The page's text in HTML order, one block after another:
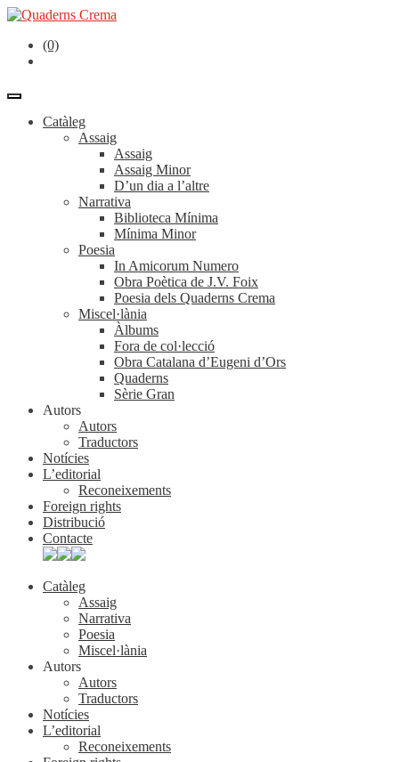
(0)
Catàleg
Assaig
Assaig
Assaig Minor
D’un dia a l’altre
Narrativa
Biblioteca Mínima
Mínima Minor
Poesia
In Amicorum Numero
Obra Poètica de J.V. Foix
Poesia dels Quaderns Crema
Miscel·lània
Àlbums
Fora de col·lecció
Obra Catalana d’Eugeni d’Ors
Quaderns
Sèrie Gran
Autors
Autors
Traductors
Notícies
L’editorial
Reconeixements
Foreign rights
Distribució
Contacte
Catàleg
Assaig
Narrativa
Poesia
Miscel·lània
Autors
Autors
Traductors
Notícies
L’editorial
Reconeixements